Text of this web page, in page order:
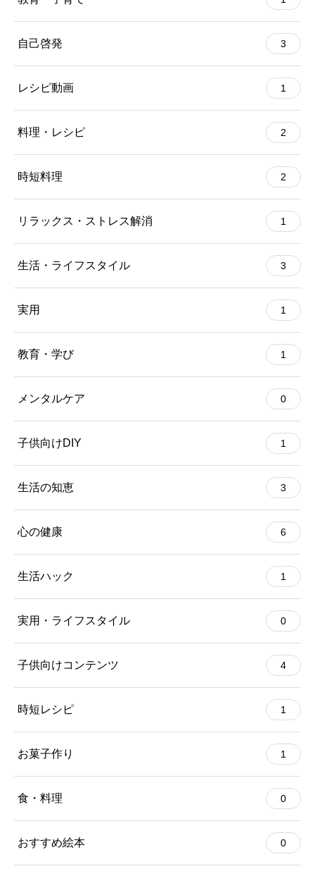
自己啓発 3
レシピ動画 1
料理・レシピ 2
時短料理 2
リラックス・ストレス解消 1
生活・ライフスタイル 3
実用 1
教育・学び 1
メンタルケア 0
子供向けDIY 1
生活の知恵 3
心の健康 6
生活ハック 1
実用・ライフスタイル 0
子供向けコンテンツ 4
時短レシピ 1
お菓子作り 1
食・料理 0
おすすめ絵本 0